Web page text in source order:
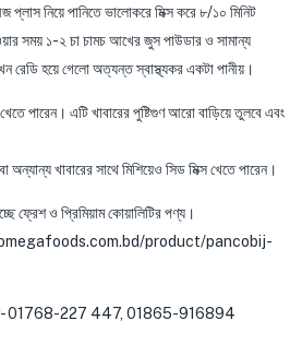
প্লাস নিয়ে পানিতে ভালোকরে মিক্স করে ৮/১০ মিনিট
সময় ১-২ চা চামচ আখের জুস পাউডার ও সামান্য
রেডি হয়ে গেলো অত্যন্ত স্বাস্থ্যকর একটা পানীয়।
খেতে পারেন। এটি খাবারের পুষ্টিগুণ আরো বাড়িয়ে তুলবে এবং
অন্যান্য খাবারের সাথে মিশিয়েও সিড মিক্স খেতে পারেন।
ও প্রিমিয়াম কোয়ালিটির পণ্য।
omegafoods.com.bd/product/pancobij-
করুন- 01768-227 447, 01865-916894